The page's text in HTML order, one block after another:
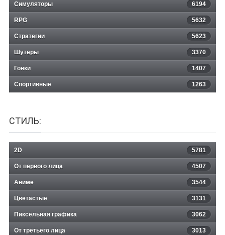
Симуляторы 6194
RPG 5632
Стратегии 5623
Шутеры 3370
Гонки 1407
Спортивные 1263
СТИЛЬ:
2D 5781
От первого лица 4507
Аниме 3544
Цветастые 3131
Пиксельная графика 3062
От третьего лица 3013